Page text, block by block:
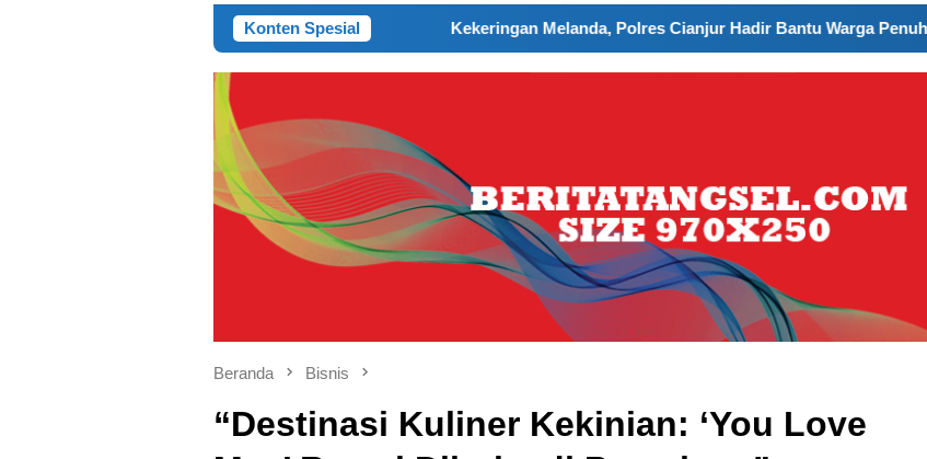
Konten Spesial
Kekeringan Melanda, Polres Cianjur Hadir Bantu Warga Penuhi Kebutuhan Air Bersih
Beranda Bisnis
“Destinasi Kuliner Kekinian: ‘You Love